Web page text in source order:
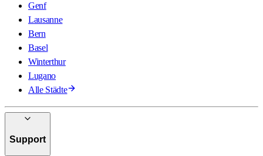
Genf
Lausanne
Bern
Basel
Winterthur
Lugano
Alle Städte
Support